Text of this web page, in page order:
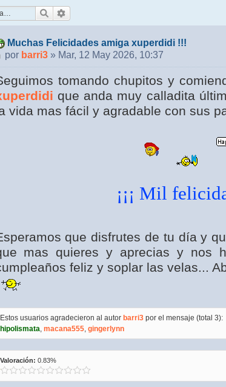
Buscar
Muchas Felicidades amiga xuperdidi !!!
Mensaje
por barri3 » Mar, 12 May 2026, 10:37
tomando chupitos y
que anda muy calladita
vida mas fácil y agradable con sus
¡¡¡ Mil
que disfrutes de tu día y
mas quieres y aprecias y nos
feliz y soplar las velas...
Estos usuarios agradecieron al autor barri3por el mensaje (total 3):
hipolismata, macana555, gingerlynn
Valoración: 0.83%